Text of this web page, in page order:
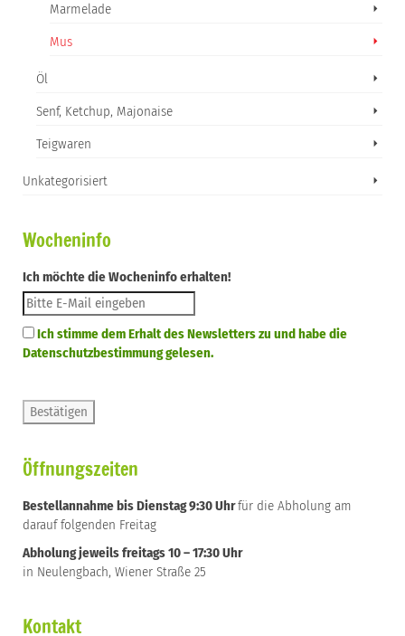
Marmelade
Mus
Öl
Senf, Ketchup, Majonaise
Teigwaren
Unkategorisiert
Wocheninfo
Ich möchte die Wocheninfo erhalten!
Ich stimme dem Erhalt des Newsletters zu und habe die
Datenschutzbestimmung gelesen.
Öffnungszeiten
Bestellannahme bis Dienstag 9:30 Uhrfür die Abholung am
darauf folgenden Freitag
Abholung jeweils freitags 10 – 17:30 Uhr
in Neulengbach, Wiener Straße 25
Kontakt